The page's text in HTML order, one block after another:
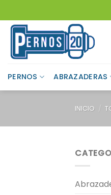
to
content
PERNOS ABRAZADERAS
INICIO /